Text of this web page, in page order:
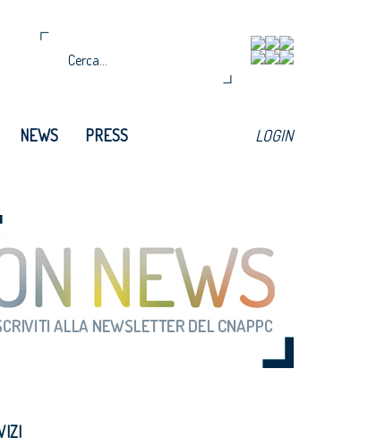
NEWS PRESS LOGIN